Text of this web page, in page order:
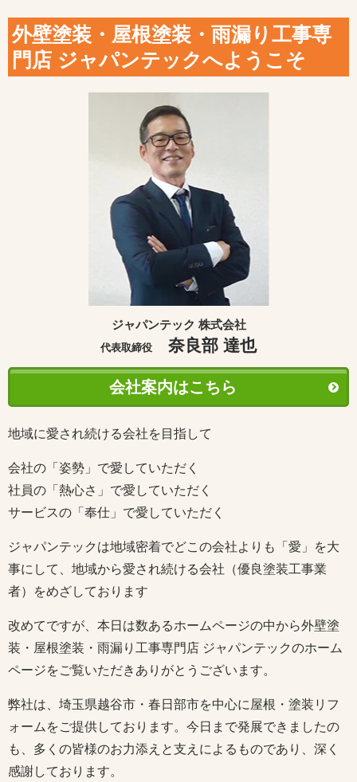
外壁塗装・屋根塗装・雨漏り工事専
門店 ジャパンテックへようこそ
ジャパンテック 株式会社
代表取締役 奈良部 達也
会社案内はこちら
地域に愛され続ける会社を目指して
会社の「姿勢」で愛していただく
社員の「熱心さ」で愛していただく
サービスの「奉仕」で愛していただく
ジャパンテックは地域密着でどこの会社よりも「愛」を大
事にして、地域から愛され続ける会社（優良塗装工事業
者）をめざしております
改めてですが、本日は数あるホームページの中から外壁塗
装・屋根塗装・雨漏り工事専門店 ジャパンテックのホーム
ページをご覧いただきありがとうございます。
弊社は、埼玉県越谷市・春日部市を中心に屋根・塗装リフ
ォームをご提供しております。今日まで発展できましたの
も、多くの皆様のお力添えと支えによるものであり、深く
感謝しております。